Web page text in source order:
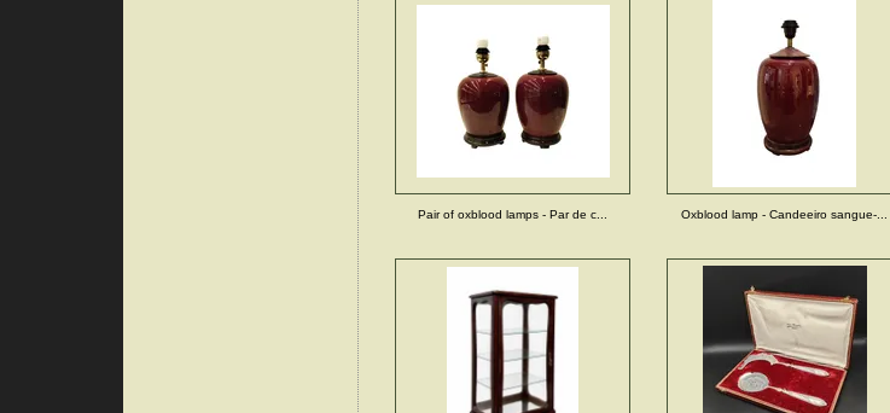
Pair of oxblood lamps - Par de c... Oxblood lamp - Candeeiro sangue-...